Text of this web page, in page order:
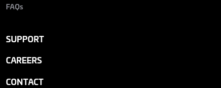
FAQs
SUPPORT
CAREERS
CONTACT